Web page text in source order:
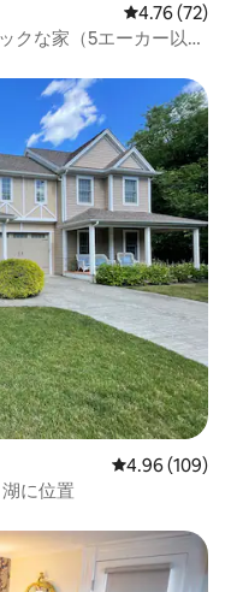
レビュー72
4.76 (72)
クな家（5エーカー以
レビュー109
4.96 (109)
ート湖に位置